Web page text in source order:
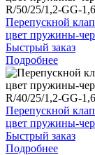
R/50/25/1,2-GG-
Перепускной
цвет пружины-
Быстрый заказ
Подробнее
R/40/25/1,2-GG-
Перепускной
цвет пружины-
Быстрый заказ
Подробнее